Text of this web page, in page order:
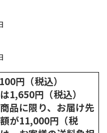
円（税込）
1,650円（税込）
品に限り、お届け先
が11,000円（税